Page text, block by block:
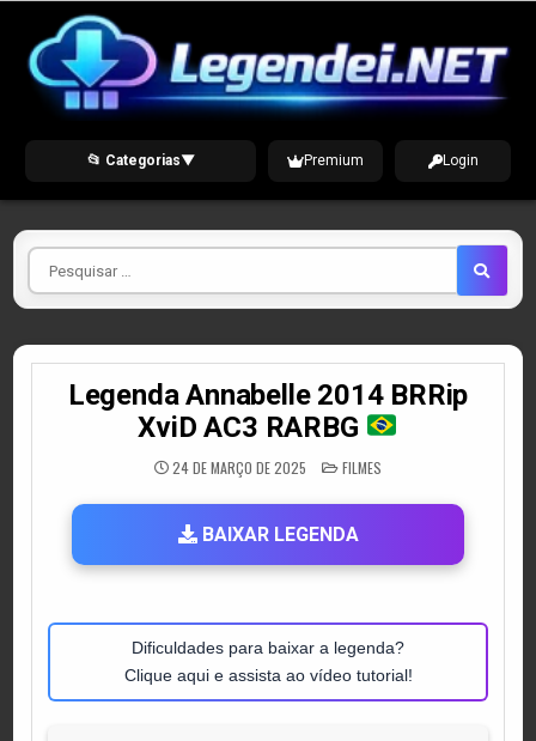
content
📂 Categorias▼ Premium Login
Pesquisar
por
Legenda Annabelle 2014 BRRip
XviD AC3 RARBG
24 DE MARÇO DE 2025 POSTED
IN
FILMES
BAIXAR LEGENDA
Dificuldades para baixar a legenda?
Clique aqui e assista ao vídeo tutorial!